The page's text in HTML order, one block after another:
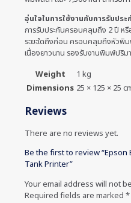
อุ่นใจในการใช้งานกับการรับปร
การรับประกันครอบคลุมถึง 2 ปี ห
ระยะใดถึงก่อน ครอบคลุมถึงหัวพิ
เนื่องยาวนาน รองรับงานพิมพ์ปริ
Weight
1 kg
Dimensions 25 × 125 × 25
Reviews
There are no reviews yet.
Be the first to review “Epson
Tank Printer”
Your email address will not
Required fields are marked *